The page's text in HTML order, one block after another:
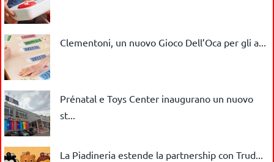
Clementoni, un nuovo Gioco Dell’Oca per gli a...
Prénatal e Toys Center inaugurano un nuovo
st...
La Piadineria estende la partnership con Trud...